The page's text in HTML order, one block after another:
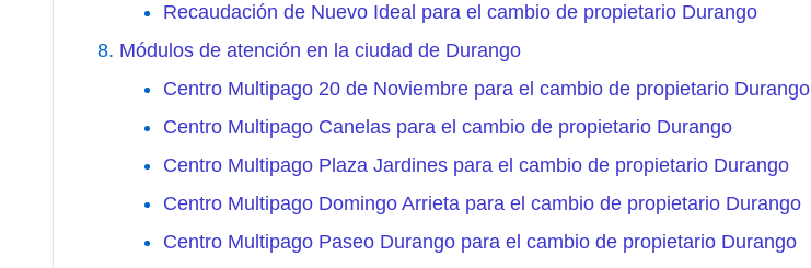
Recaudación de Nuevo Ideal para el cambio de propietario Durango
Módulos de atención en la ciudad de Durango
Centro Multipago 20 de Noviembre para el cambio de propietario Durango
Centro Multipago Canelas para el cambio de propietario Durango
Centro Multipago Plaza Jardines para el cambio de propietario Durango
Centro Multipago Domingo Arrieta para el cambio de propietario Durango
Centro Multipago Paseo Durango para el cambio de propietario Durango